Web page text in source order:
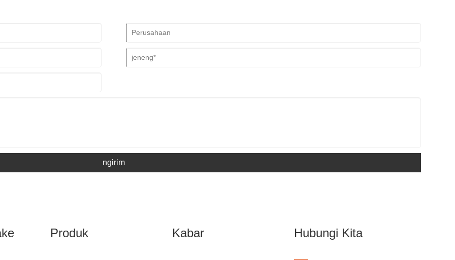
digunakake kanggo ngatasi tantangan perawatan nyata lan ndhukung rutinitas perawatan saben
dina sing luwih aman lan efisien.
ngirim
Produk Kabar Hubungi Kita